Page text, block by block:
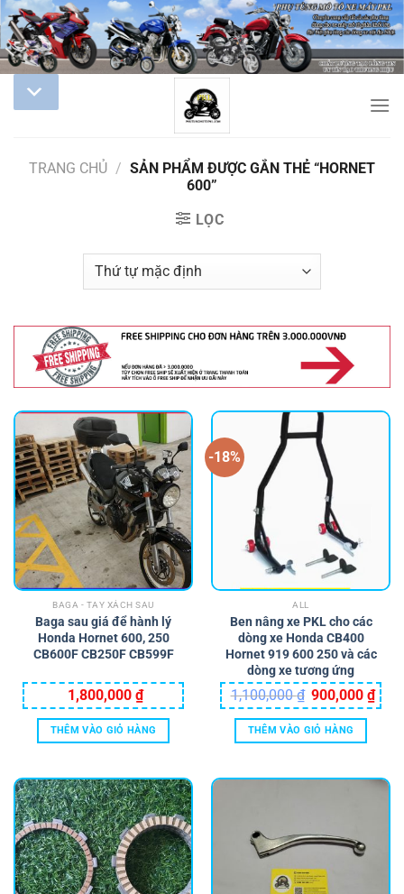
TRANG CHỦ / SẢN PHẨM ĐƯỢC GẮN THẺ “HORNET
600”
LỌC
BAGA - TAY XÁCH SAU
Baga sau giá để hành lý
Honda Hornet 600, 250
CB600F CB250F CB599F
1,800,000 ₫
THÊM VÀO GIỎ HÀNG
-18%
ALL
Ben nâng xe PKL cho các
dòng xe Honda CB400
Hornet 919 600 250 và các
dòng xe tương ứng
1,100,000₫ Giá
gốc
là:
1,100,000 ₫.
900,000₫Giá
hiện
THÊM VÀO GIỎ HÀNG